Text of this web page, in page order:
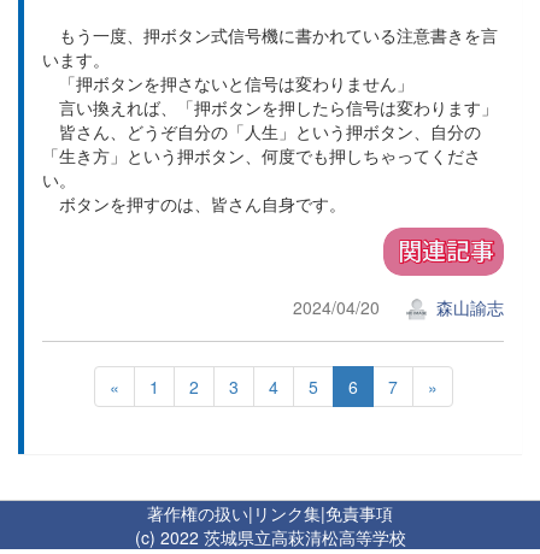
もう一度、押ボタン式信号機に書かれている注意書きを言
います。
「押ボタンを押さないと信号は変わりません」
言い換えれば、「押ボタンを押したら信号は変わります」
皆さん、どうぞ自分の「人生」という押ボタン、自分の
「生き方」という押ボタン、何度でも押しちゃってくださ
い。
ボタンを押すのは、皆さん自身です。
2024/04/20 森山諭志
« 1 2 3 4 5 6 7 »
著作権の扱い| リンク集|免責事項
(c) 2022 茨城県立高萩清松高等学校